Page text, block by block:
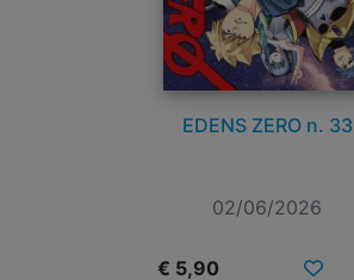
EDENS ZERO n. 33
02/06/2026
€ 5,90